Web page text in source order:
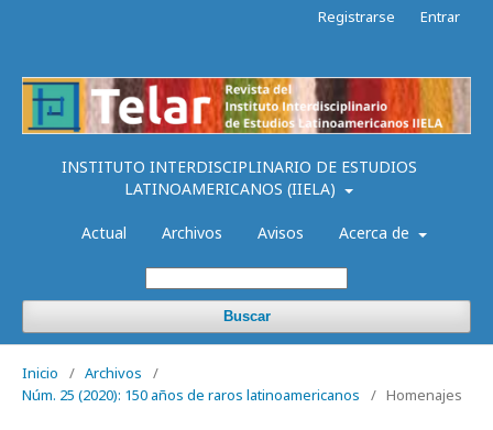
INSTITUTO INTERDISCIPLINARIO DE ESTUDIOS
LATINOAMERICANOS (IIELA)
Actual Archivos Avisos Acerca de
Buscar
Registrarse Entrar
Inicio / Archivos
/
Núm. 25 (2020): 150 años de raros latinoamericanos
/ Homenajes